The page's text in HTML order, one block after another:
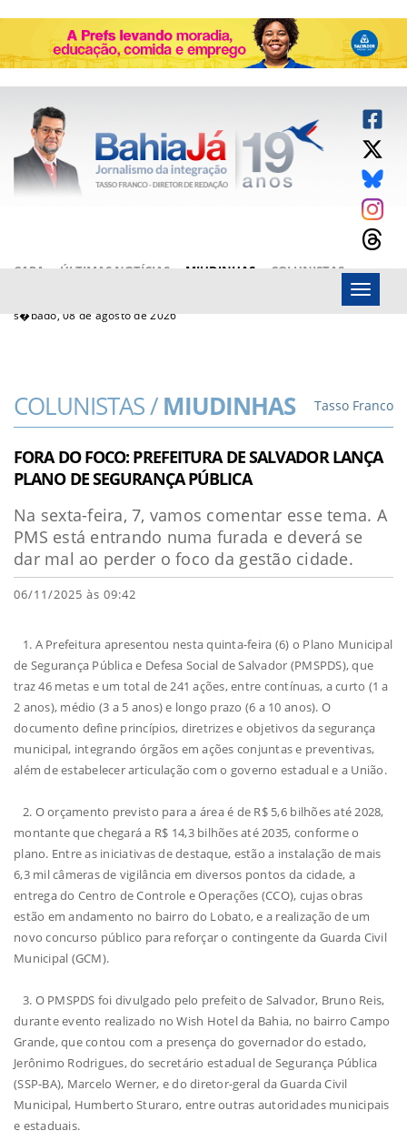
CAPA ÚLTIMAS NOTÍCIAS MIUDINHAS
COLUNISTAS
s�bado, 08 de agosto de 2026
Menu
COLUNISTAS /MIUDINHAS Tasso Franco
FORA DO FOCO: PREFEITURA DE SALVADOR LANÇA
PLANO DE SEGURANÇA PÚBLICA
Na sexta-feira, 7, vamos comentar esse tema. A
PMS está entrando numa furada e deverá se
dar mal ao perder o foco da gestão cidade.
06/11/2025 às 09:42
1. A Prefeitura apresentou nesta quinta-feira (6) o Plano Municipal
de Segurança Pública e Defesa Social de Salvador (PMSPDS), que
traz 46 metas e um total de 241 ações, entre contínuas, a curto (1 a
2 anos), médio (3 a 5 anos) e longo prazo (6 a 10 anos). O
documento define princípios, diretrizes e objetivos da segurança
municipal, integrando órgãos em ações conjuntas e preventivas,
além de estabelecer articulação com o governo estadual e a União.
2. O orçamento previsto para a área é de R$ 5,6 bilhões até 2028,
montante que chegará a R$ 14,3 bilhões até 2035, conforme o
plano. Entre as iniciativas de destaque, estão a instalação de mais
6,3 mil câmeras de vigilância em diversos pontos da cidade, a
entrega do Centro de Controle e Operações (CCO), cujas obras
estão em andamento no bairro do Lobato, e a realização de um
novo concurso público para reforçar o contingente da Guarda Civil
Municipal (GCM).
3. O PMSPDS foi divulgado pelo prefeito de Salvador, Bruno Reis,
durante evento realizado no Wish Hotel da Bahia, no bairro Campo
Grande, que contou com a presença do governador do estado,
Jerônimo Rodrigues, do secretário estadual de Segurança Pública
(SSP-BA), Marcelo Werner, e do diretor-geral da Guarda Civil
Municipal, Humberto Sturaro, entre outras autoridades municipais
e estaduais.